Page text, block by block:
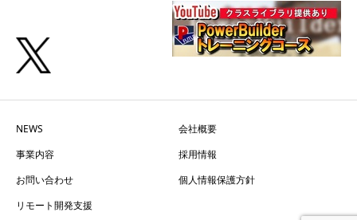
NEWS
会社概要
事業内容
採用情報
お問い合わせ
個人情報保護方針
リモート開発支援